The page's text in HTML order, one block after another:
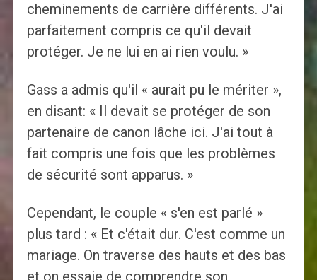
cheminements de carrière différents. J'ai
parfaitement compris ce qu'il devait
protéger. Je ne lui en ai rien voulu. »
Gass a admis qu'il « aurait pu le mériter »,
en disant: « Il devait se protéger de son
partenaire de canon lâche ici. J'ai tout à
fait compris une fois que les problèmes
de sécurité sont apparus. »
Cependant, le couple « s'en est parlé »
plus tard : « Et c'était dur. C'est comme un
mariage. On traverse des hauts et des bas
et on essaie de comprendre son